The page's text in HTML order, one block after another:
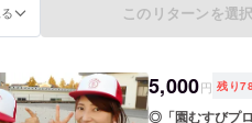
このリターンを選
5,000円 残り78
◎「園むすびプ